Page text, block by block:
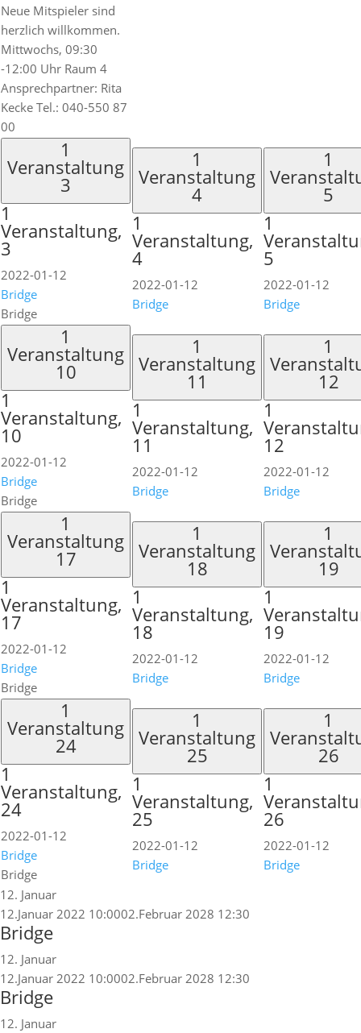
Neue Mitspieler sind
herzlich willkommen.
Mittwochs, 09:30
-12:00 Uhr Raum 4
Ansprechpartner: Rita
Kecke Tel.: 040-550 87
00
1
Veranstaltung
3
1
Veranstaltung,
3
2022-01-12
Bridge
Bridge
1
Veranstaltung
4
1
Veranstaltung,
4
2022-01-12
Bridge
1
5
1
5
2022-01-12
Bridge
1
Veranstaltung
10
1
Veranstaltung,
10
2022-01-12
Bridge
Bridge
1
Veranstaltung
11
1
Veranstaltung,
11
2022-01-12
Bridge
1
12
1
12
2022-01-12
Bridge
1
Veranstaltung
17
1
Veranstaltung,
17
2022-01-12
Bridge
Bridge
1
Veranstaltung
18
1
Veranstaltung,
18
2022-01-12
Bridge
1
19
1
19
2022-01-12
Bridge
1
Veranstaltung
24
1
Veranstaltung,
24
2022-01-12
Bridge
Bridge
1
Veranstaltung
25
1
Veranstaltung,
25
2022-01-12
Bridge
1
26
1
26
2022-01-12
Bridge
12. Januar
12.Januar 2022 10:0002.Februar 2028 12:30
Bridge
12. Januar
12.Januar 2022 10:0002.Februar 2028 12:30
Bridge
12. Januar